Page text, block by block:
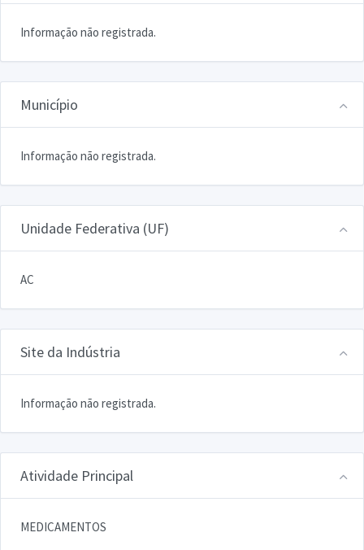
Informação não registrada.
Município
Informação não registrada.
Unidade Federativa (UF)
AC
Site da Indústria
Informação não registrada.
Atividade Principal
MEDICAMENTOS